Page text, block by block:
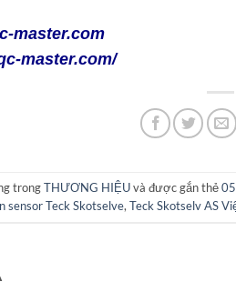
master.com
master.com/
trongTHƯƠNG HIỆUvà được gắn thẻ
sensor Teck Skotselve,Teck Skotselv AS